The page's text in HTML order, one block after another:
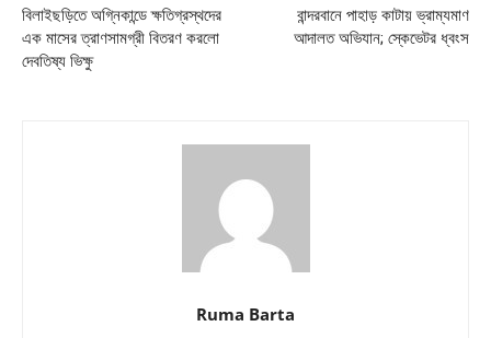
বিলাইছড়িতে অগ্নিকান্ডে ক্ষতিগ্রস্থদের
এক মাসের ত্রাণসামগ্রী বিতরণ করলো
দেবতিষ্য ভিক্ষু
বান্দরবানে পাহাড় কাটায় ভ্রাম্যমাণ
আদালত অভিযান; স্কেভেটর ধ্বংস
Ruma Barta